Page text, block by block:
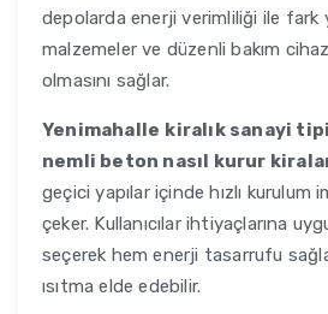
depolarda enerji verimliliği ile fark
malzemeler ve düzenli bakım
olmasını sağlar.
Yenimahalle kiralık sanayi
nemli beton nasıl kurur
geçici yapılar içinde hızlı kurulum
çeker. Kullanıcılar ihtiyaçlarına
seçerek hem enerji tasarrufu
ısıtma elde edebilir.